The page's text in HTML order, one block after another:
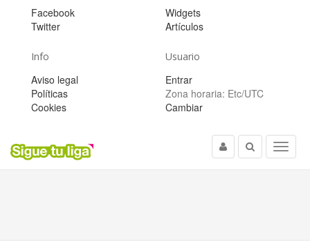
Facebook
Twitter
Widgets
Artículos
Info
Aviso legal
Políticas
Cookies
Usuario
Entrar
Zona horaria: Etc/UTC
Cambiar
Menu
Buscar
Usuario